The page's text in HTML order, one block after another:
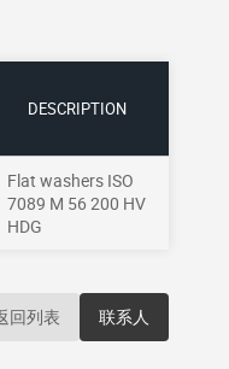
DESCRIPTION
Flat washers ISO
7089 M 56 200 HV
HDG
回列表 联系人